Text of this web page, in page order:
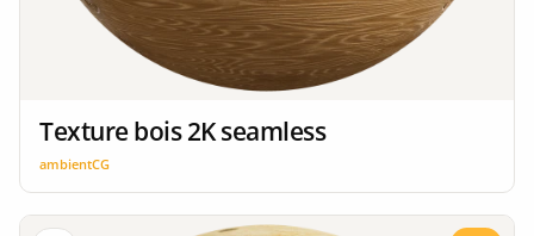
Texture bois 2K seamless
ambientCG